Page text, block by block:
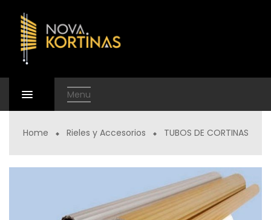
Menu
Home Rieles y Accesorios TUBOS DE CORTINAS